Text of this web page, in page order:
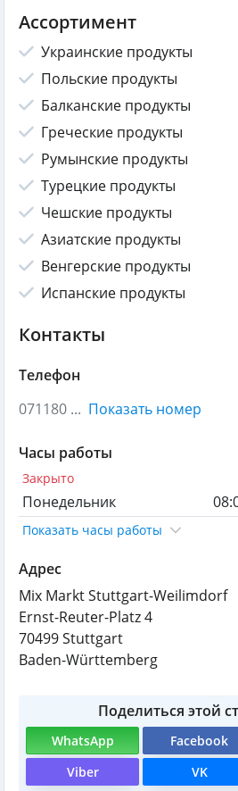
Ассортимент
Украинские продукты
Польские продукты
Балканские продукты
Греческие продукты
Румынские продукты
Турецкие продукты
Чешские продукты
Азиатские продукты
Венгерские продукты
Испанские продукты
Контакты
Телефон
071180 ... Показать номер
Часы работы
Закрыто
Понедельник
Показать часы работы
Адрес
Mix Markt Stuttgart-Weilimdorf
Ernst-Reuter-Platz 4
70499Stuttgart
Baden-Württemberg
Поделиться этой
WhatsApp Facebook
Viber
VK